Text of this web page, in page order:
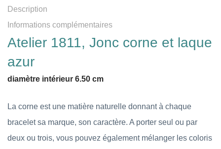
Description
Informations complémentaires
Atelier 1811, Jonc corne et laque
azur
diamètre intérieur 6.50 cm
La corne est une matière naturelle donnant à chaque
bracelet sa marque, son caractère. A porter seul ou par
deux ou trois, vous pouvez également mélanger les coloris